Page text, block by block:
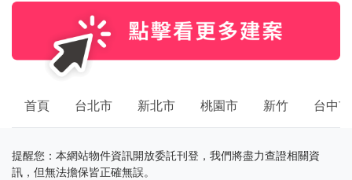
首頁 台北市 新北市 桃園市 新竹 台中市
提醒您：本網站物件資訊開放委託刊登，我們將盡力查證相關資
訊，但無法擔保皆正確無誤。